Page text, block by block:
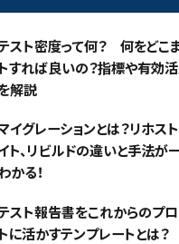
スト密度って何？ 何をどこ
トすれば良いの？指標や有効
解説
イグレーションとは？リホスト
ト、リビルドの違いと手法が
かる！
スト報告書をこれからのプ
トに活かすテンプレートとは？